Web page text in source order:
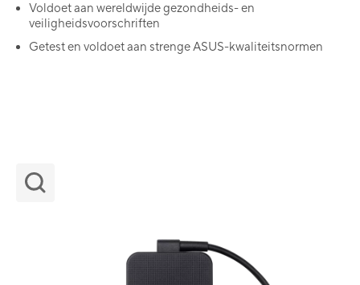
Voldoet aan wereldwijde gezondheids- en
veiligheidsvoorschriften
Getest en voldoet aan strenge ASUS-kwaliteitsnormen